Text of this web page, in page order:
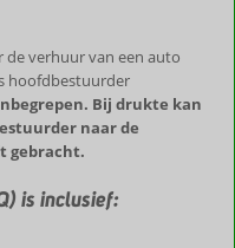
de verhuur van een auto
hoofdbestuurder
Bij drukte kan
naar de
gebracht.
is inclusief: